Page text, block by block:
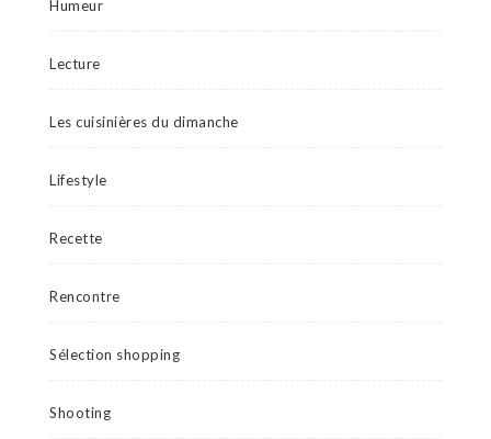
Humeur
Lecture
Les cuisinières du dimanche
Lifestyle
Recette
Rencontre
Sélection shopping
Shooting